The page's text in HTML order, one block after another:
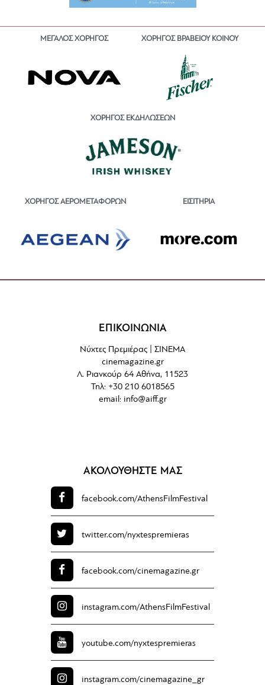
ΜΕΓΑΛΟΣ ΧΟΡΗΓΟΣ ΧΟΡΗΓΟΣ ΒΡΑΒΕΙΟΥ ΚΟΙΝΟΥ
ΧΟΡΗΓΟΣ ΕΚΔΗΛΩΣΕΩΝ
ΧΟΡΗΓΟΣ ΑΕΡΟΜΕΤΑΦΟΡΩΝ ΕΙΣΙΤΗΡΙΑ
ΕΠΙΚΟΙΝΩΝΙΑ
Νύχτες Πρεμιέρας | ΣΙΝΕΜΑ
cinemagazine.gr
Λ. Ριανκούρ 64 Αθήνα, 11523
Τηλ: +30 210 6018565
email: info@aiff.gr
ΑΚΟΛΟΥΘΗΣΤΕ ΜΑΣ
facebook.com/AthensFilmFestival
twitter.com/nyxtespremieras
facebook.com/cinemagazine.gr
instagram.com/AthensFilmFestival
youtube.com/nyxtespremieras
instagram.com/cinemagazine_gr